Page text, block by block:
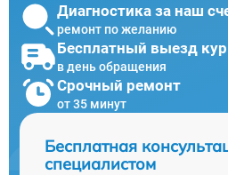
Диагностика за наш
ремонт по желанию
Бесплатный выезд
в день обращения
Срочный ремонт
от 35 минут
Бесплатная
специалистом